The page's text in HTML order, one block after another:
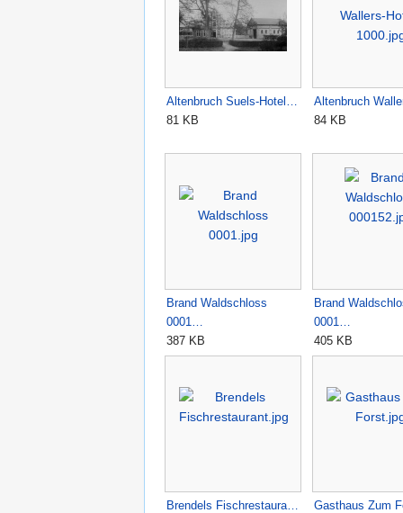
Altenbruch Suels-Hotel…
81 KB
Altenbruch
84 KB
Brand Waldschloss
0001…
387 KB
Brand
0001…
405 KB
Brendels Fischrestaura…
Gasthaus Zum